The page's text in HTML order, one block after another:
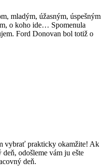
mladým, úžasným, úspešným
o koho ide… Spomenula
Ford Donovan bol totiž o
vybrať prakticky okamžite! Ak
odošleme vám ju ešte
deň.